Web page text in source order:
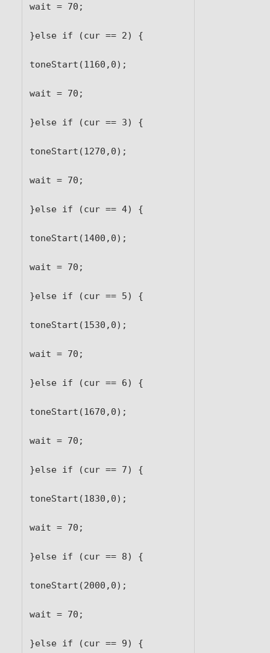
wait = 70;
}else if (cur == 2) {
toneStart(1160,0);
wait = 70;
}else if (cur == 3) {
toneStart(1270,0);
wait = 70;
}else if (cur == 4) {
toneStart(1400,0);
wait = 70;
}else if (cur == 5) {
toneStart(1530,0);
wait = 70;
}else if (cur == 6) {
toneStart(1670,0);
wait = 70;
}else if (cur == 7) {
toneStart(1830,0);
wait = 70;
}else if (cur == 8) {
toneStart(2000,0);
wait = 70;
}else if (cur == 9) {